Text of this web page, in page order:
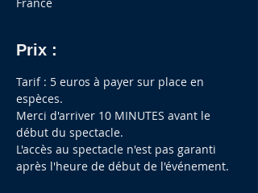
Prix :
Tarif : 5 euros à payer sur place en
espèces.
Merci d'arriver 10 MINUTES avant le
début du spectacle.
L'accès au spectacle n'est pas garanti
après l'heure de début de l'événement.